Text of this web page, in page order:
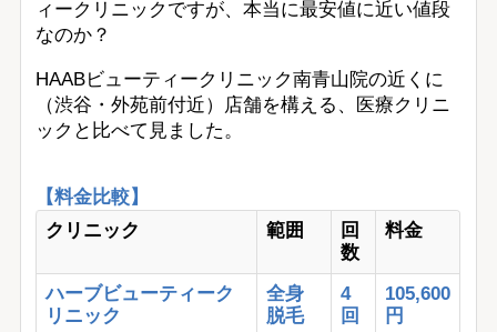
ィークリニックですが、本当に最安値に近い値段
なのか？
HAABビューティークリニック南青山院の近くに
（渋谷・外苑前付近）店舗を構える、医療クリニ
ックと比べて見ました。
【料金比較】
クリニック
範囲
回
数
料金
ハーブビューティーク
リニック
全身
脱毛
4
回
105,600
円